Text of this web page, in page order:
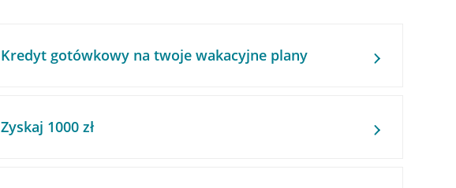
Kredyt gotówkowy na twoje wakacyjne plany
Zyskaj 1000 zł